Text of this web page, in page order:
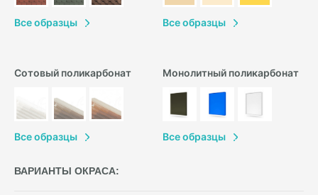
Все образцы Все образцы
Сотовый поликарбонат
Все образцы
Монолитный поликарбонат
Все образцы
ВАРИАНТЫ ОКРАСА: